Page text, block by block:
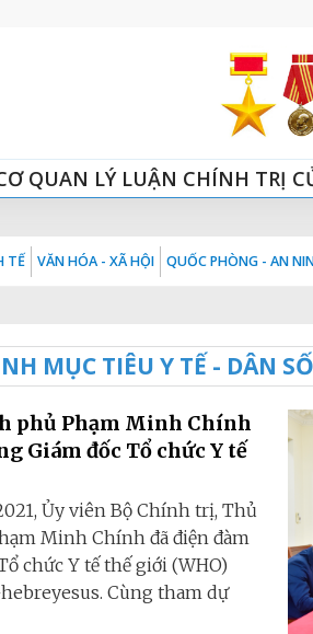
QUAN LÝ LUẬN CHÍNH TRỊ
TẾ VĂN HÓA - XÃ HỘI QUỐC PHÒNG - AN
MỤC TIÊU Y TẾ - DÂN SỐ
phủ Phạm Minh Chính
Giám đốc Tổ chức Y tế
Ủy viên Bộ Chính trị, Thủ
Minh Chính đã điện đàm
chức Y tế thế giới (WHO)
Cùng tham dự